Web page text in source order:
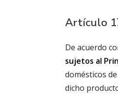
Artículo
De acuerdo
sujetos al
domésticos
dicho